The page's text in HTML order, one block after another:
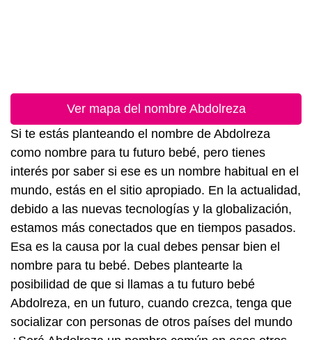
Ver mapa del nombre Abdolreza
Si te estás planteando el nombre de Abdolreza
como nombre para tu futuro bebé, pero tienes
interés por saber si ese es un nombre habitual en el
mundo, estás en el sitio apropiado. En la actualidad,
debido a las nuevas tecnologías y la globalización,
estamos más conectados que en tiempos pasados.
Esa es la causa por la cual debes pensar bien el
nombre para tu bebé. Debes plantearte la
posibilidad de que si llamas a tu futuro bebé
Abdolreza, en un futuro, cuando crezca, tenga que
socializar con personas de otros países del mundo